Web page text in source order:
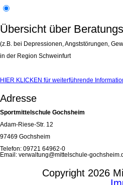
Übersicht über
(z.B. bei Depressionen, Angststörungen,
in der Region Schweinfurt
HIER KLICKEN für weiterführende
Adresse
Sportmittelschule Gochsheim
Adam-Riese-Str. 12
97469 Gochsheim
Telefon: 09721 64962-0
Email: verwaltung@mittelschule-
Copyright 2026